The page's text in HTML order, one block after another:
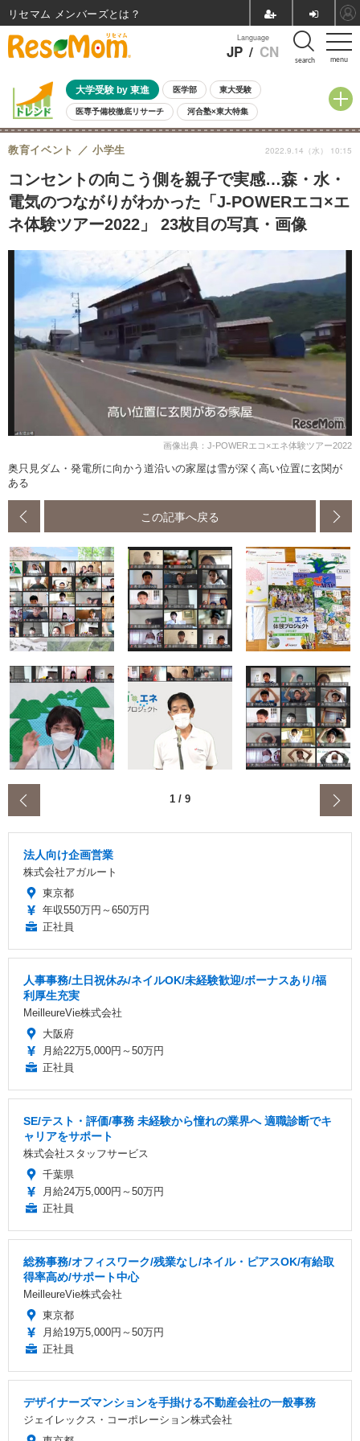
menu
Language
JP / CN search
大学受験 by 東進 医学部 東大受験
医専予備校徹底リサーチ 河合塾×東大特集
親子で考える大学選び 高校受験 中学受験 小学校受験
共通テスト 夏休み
8月開催イベント・WS 全国公立高校 過去問 人気記事
自由研究教材（小学生向け） 自由研究教材（中学生向け） ランキング
コンセントの向こう側を親子で実感…森・水・
電気のつながりがわかった「J-POWERエコ×エ
ネ体験ツアー2022」 23枚目の写真・画像
教育イベント 小学生 2022.9.14（水） 10:15
画像出典：J-POWERエコ×エネ体験ツアー2022
奥只見ダム・発電所に向かう道沿いの家屋は雪が深く高い位置に玄関が
ある
この記事へ戻る
1 / 9
法人向け企画営業
株式会社アガルート
東京都
年収550万円～650万円
正社員
人事事務/土日祝休み/ネイルOK/未経験歓迎/ボーナスあり/福
利厚生充実
MeilleureVie株式会社
大阪府
月給22万5,000円～50万円
正社員
SE/テスト・評価/事務 未経験から憧れの業界へ 適職診断でキ
ャリアをサポート
株式会社スタッフサービス
千葉県
月給24万5,000円～50万円
正社員
総務事務/オフィスワーク/残業なし/ネイル・ピアスOK/有給取
得率高め/サポート中心
MeilleureVie株式会社
東京都
月給19万5,000円～50万円
正社員
デザイナーズマンションを手掛ける不動産会社の一般事務
ジェイレックス・コーポレーション株式会社
リセマム メンバーズ